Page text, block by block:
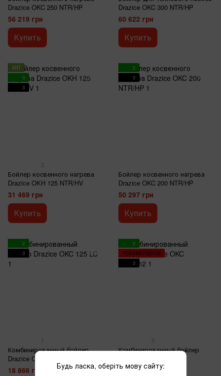
Drazice OKC 250 NTR/HP
56 219 грн
Купить
Drazice OKC 300 NTR/HP
60 622 грн
Купить
ХИТ
3
3
3
Бойлер косвенного нагрева
Drazice OKH 125 NTR/HV
31 469 грн
Купить
2
3
Бойлер косвенного нагрева
Drazice OKC 200 NTR/HP
50 297 грн
Купить
2
3
1
Комбинированный бойлер
Drazice OKC 125 LC
18 866 грн
2
РЕКОМЕНДУЕМ
3
5
Комбинированный бойлер
27 749 грн
Будь ласка, оберіть мову сайту: